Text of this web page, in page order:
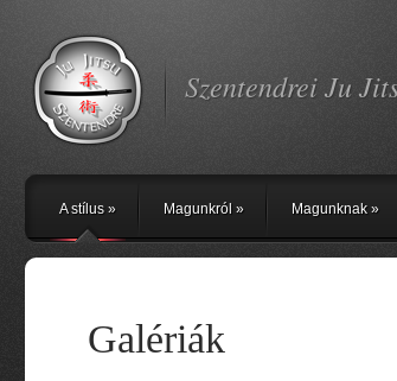
Szentendrei Ju
A stílus» Magunkról » Magunknak»
Galériák